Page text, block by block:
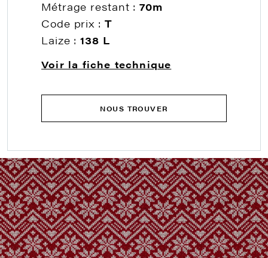
Métrage restant :70m
Code prix : T
Laize :138 L
Voir la fiche technique
NOUS TROUVER